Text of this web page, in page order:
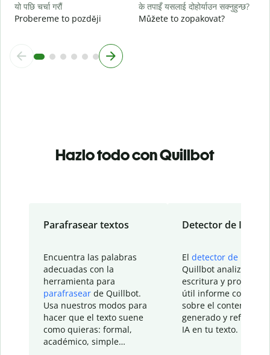
यो पछि चर्चा गरौं
Probereme to později
के तपाइँ यसलाई दोहोर्याउन सक्नुहुन्छ?
Můžete to zopakovat?
Hazlo todo con Quillbot
Parafrasear textos
Encuentra las palabras
adecuadas con la
herramienta para
parafrasear de Quillbot.
Usa nuestros modos para
hacer que el texto suene
como quieras: formal,
académico, simple…
Detector de IA
El detector de IA
Quillbot analiza tu
escritura y
útil informe con
sobre el contenido
generado y refinado
IA en tu texto.